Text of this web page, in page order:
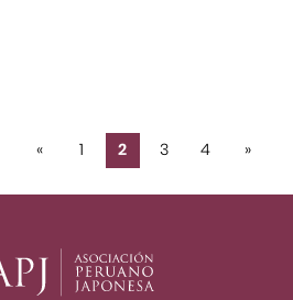
« 1 2 3 4 »